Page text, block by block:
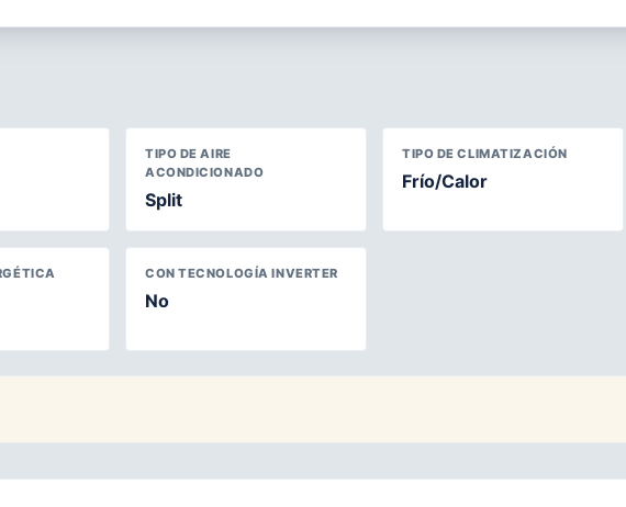
TIPO DE AIRE
ACONDICIONADO
Split
TIPO DE CLIMATIZACIÓN
Frío/Calor
CON TECNOLOGÍA INVERTER
No